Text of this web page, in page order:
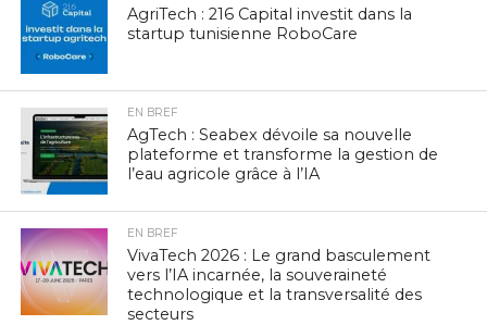
AgriTech : 216 Capital investit dans la
startup tunisienne RoboCare
EN BREF
AgTech : Seabex dévoile sa nouvelle
plateforme et transforme la gestion de
l’eau agricole grâce à l’IA
EN BREF
VivaTech 2026 : Le grand basculement
vers l’IA incarnée, la souveraineté
technologique et la transversalité des
secteurs